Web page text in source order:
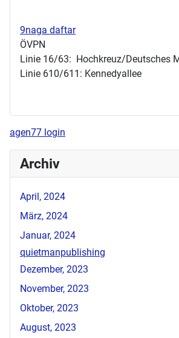
9naga daftar
ÖVPN
Linie 16/63: Hochkreuz/Deutsches
Linie 610/611: Kennedyallee
agen77 login
Archiv
April, 2024
März, 2024
Januar, 2024
quietmanpublishing
Dezember, 2023
November, 2023
Oktober, 2023
August, 2023